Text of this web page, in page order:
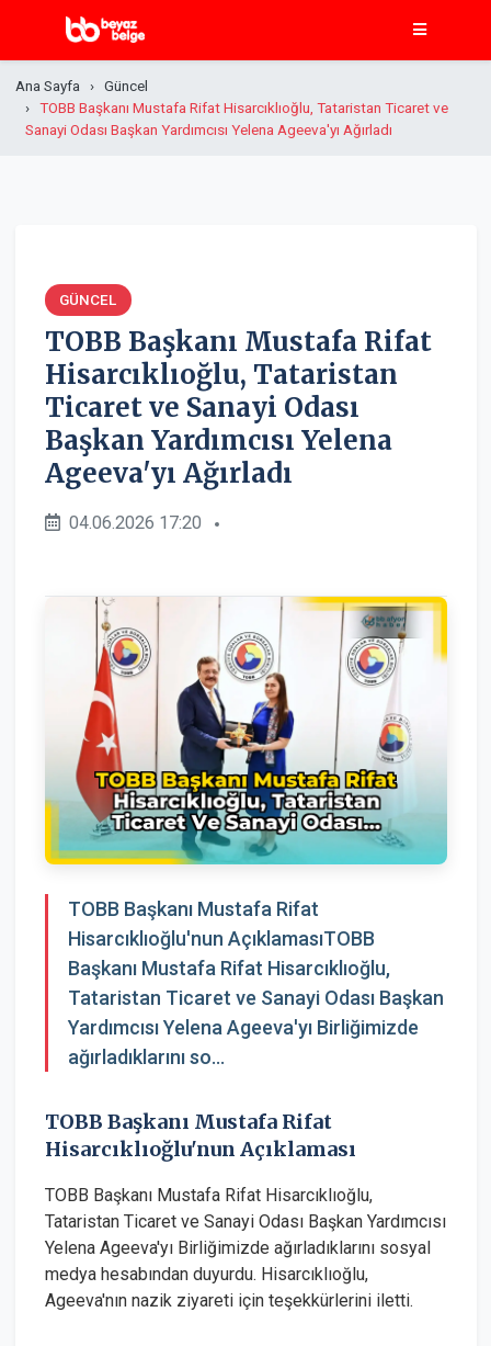
Ana Sayfa
Güncel
TOBB Başkanı Mustafa Rifat Hisarcıklıoğlu, Tataristan Ticaret ve
Sanayi Odası Başkan Yardımcısı Yelena Ageeva'yı Ağırladı
GÜNCEL
TOBB Başkanı Mustafa Rifat
Hisarcıklıoğlu, Tataristan
Ticaret ve Sanayi Odası
Başkan Yardımcısı Yelena
Ageeva'yı Ağırladı
04.06.2026 17:20
TOBB Başkanı Mustafa Rifat
Hisarcıklıoğlu'nun AçıklamasıTOBB
Başkanı Mustafa Rifat Hisarcıklıoğlu,
Tataristan Ticaret ve Sanayi Odası Başkan
Yardımcısı Yelena Ageeva'yı Birliğimizde
ağırladıklarını so...
TOBB Başkanı Mustafa Rifat
Hisarcıklıoğlu'nun Açıklaması
TOBB Başkanı Mustafa Rifat Hisarcıklıoğlu,
Tataristan Ticaret ve Sanayi Odası Başkan Yardımcısı
Yelena Ageeva'yı Birliğimizde ağırladıklarını sosyal
medya hesabından duyurdu. Hisarcıklıoğlu,
Ageeva'nın nazik ziyareti için teşekkürlerini iletti.